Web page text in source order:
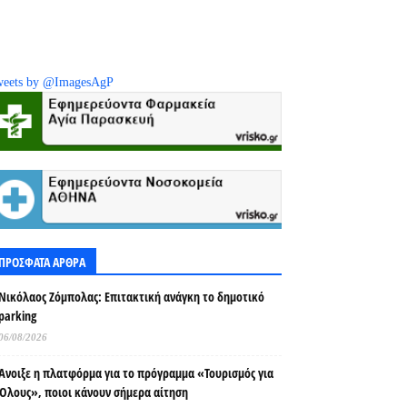
by @ImagesAgP
ΑΡΘΡΑ
Ζόμπολας: Επιτακτική ανάγκη το δημοτικό
08/2026
η πλατφόρμα για το πρόγραμμα «Τουρισμός για
ποιοι κάνουν σήμερα αίτηση